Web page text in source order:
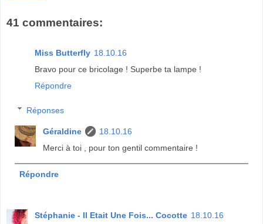
41 commentaires:
Miss Butterfly 18.10.16
Bravo pour ce bricolage ! Superbe ta lampe !
Répondre
Réponses
Géraldine
18.10.16
Merci à toi , pour ton gentil commentaire !
Répondre
Stéphanie - Il Etait Une Fois... Cocotte 18.10.16